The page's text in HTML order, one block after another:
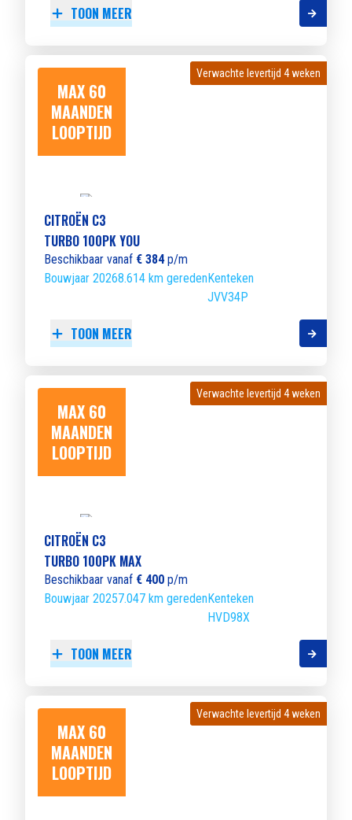
TOON MEER
MAX 60
MAANDEN
LOOPTIJD
Verwachte levertijd 4 weken
Verwachte levertijd 4 weken
CITROËN C3
TURBO 100PK YOU
Beschikbaar vanaf € 384p/m
Bouwjaar 20268.614 km geredenKenteken
JVV34P
TOON MEER
MAX 60
MAANDEN
LOOPTIJD
Verwachte levertijd 4 weken
Verwachte levertijd 4 weken
CITROËN C3
TURBO 100PK MAX
Beschikbaar vanaf € 400 p/m
Bouwjaar 20257.047 km geredenKenteken
HVD98X
TOON MEER
MAX 60
MAANDEN
LOOPTIJD
Verwachte levertijd 4 weken
Verwachte levertijd 4 weken